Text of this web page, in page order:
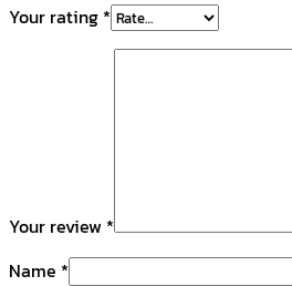
Your rating *
Your review *
Name *